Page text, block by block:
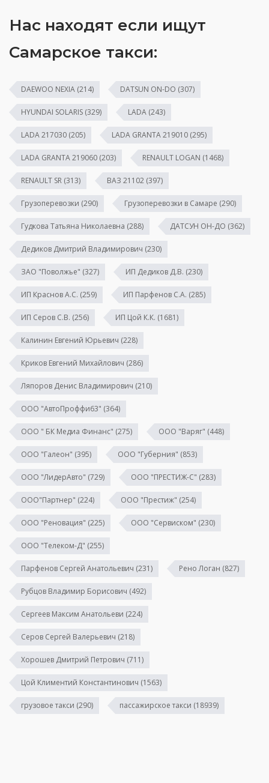
Нас находят если ищут
Самарское такси:
DAEWOO NEXIA (214) DATSUN ON-DO (307)
HYUNDAI SOLARIS (329) LADA (243)
LADA 217030 (205) LADA GRANTA 219010 (295)
LADA GRANTA 219060 (203) RENAULT LOGAN (1468)
RENAULT SR (313) ВАЗ 21102 (397)
Грузоперевозки (290) Грузоперевозки в Самаре (290)
Гудкова Татьяна Николаевна (288) ДАТСУН ОН-ДО (362)
Дедиков Дмитрий Владимирович (230)
ЗАО "Поволжье" (327) ИП Дедиков Д.В. (230)
ИП Краснов А.С. (259) ИП Парфенов С.А. (285)
ИП Серов С.В. (256) ИП Цой К.К. (1681)
Калинин Евгений Юрьевич (228)
Криков Евгений Михайлович (286)
Ляпоров Денис Владимирович (210)
ООО "АвтоПроффи63" (364)
ООО " БК Медиа Финанс" (275) ООО "Варяг" (448)
ООО "Галеон" (395) ООО "Губерния" (853)
ООО "ЛидерАвто" (729) ООО "ПРЕСТИЖ-С" (283)
ООО"Партнер" (224) ООО "Престиж" (254)
ООО "Реновация" (225) ООО "Сервиском" (230)
ООО "Телеком-Д" (255)
Парфенов Сергей Анатольевич (231) Рено Логан (827)
Рубцов Владимир Борисович (492)
Сергеев Максим Анатольеви (224)
Серов Сергей Валерьевич (218)
Хорошев Дмитрий Петрович (711)
Цой Климентий Константинович (1563)
грузовое такси (290) пассажирское такси (18939)